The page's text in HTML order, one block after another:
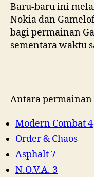
Baru-baru ini
Nokia dan
bagi permainan
sementara waktu
Antara
Modern Combat 4
Order & Chaos
Asphalt 7
N.O.V.A. 3